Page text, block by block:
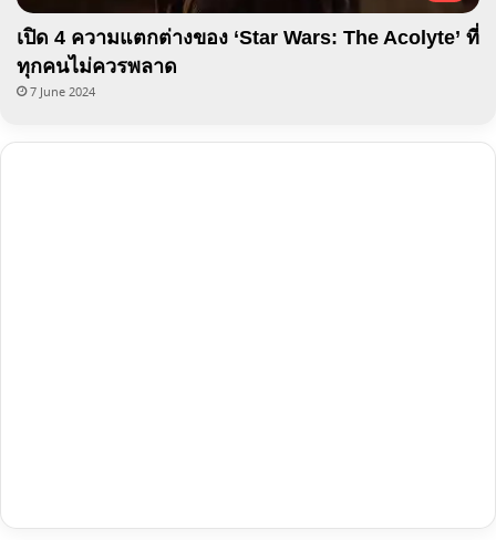
เปิด 4 ความแตกต่างของ ‘Star Wars: The Acolyte’ ที่
ทุกคนไม่ควรพลาด
7 June 2024